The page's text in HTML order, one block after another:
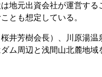
地元出資会社が運営す
とも想定している。
井芳樹会長）、川原湯
ム周辺と浅間山北麓地